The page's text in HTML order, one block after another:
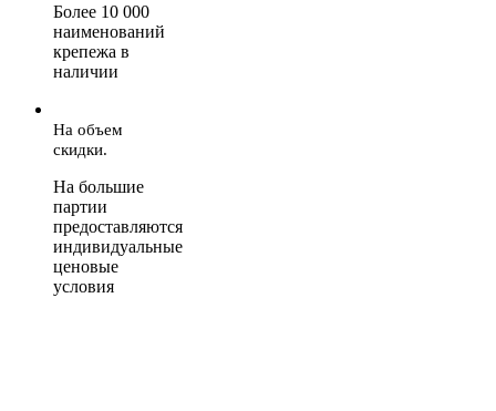
Более 10 000
наименований
крепежа в
наличии
На объем
скидки.
На большие
партии
предоставляются
индивидуальные
ценовые
условия